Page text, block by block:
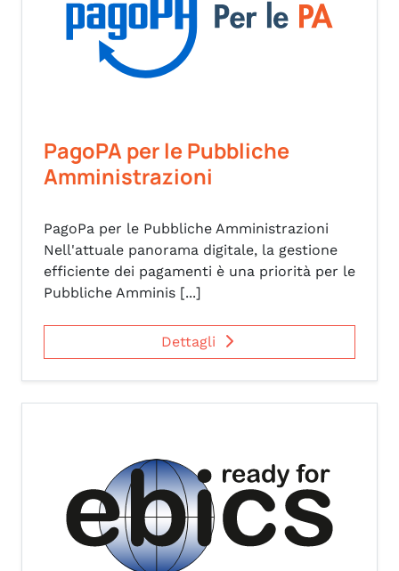
PagoPA per le Pubbliche
Amministrazioni
PagoPa per le Pubbliche Amministrazioni
Nell'attuale panorama digitale, la gestione
efficiente dei pagamenti è una priorità per le
Pubbliche Amminis [...]
Dettagli